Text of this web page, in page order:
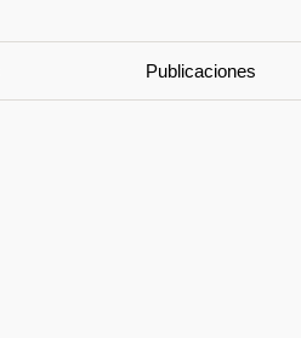
Publicaciones